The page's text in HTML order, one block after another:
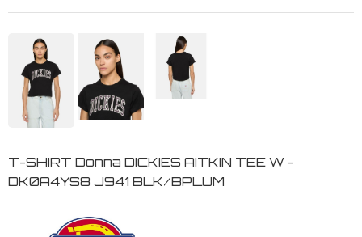
T-SHIRT Donna DICKIES AITKIN TEE W -
DK0A4YS8 J941 BLK/BPLUM